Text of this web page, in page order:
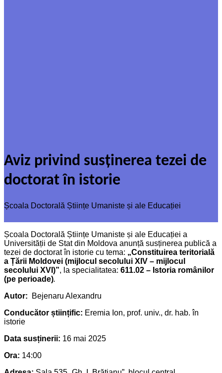
Aviz privind susținerea tezei de
doctorat în istorie
Școala Doctorală Științe Umaniste și ale Educației
Școala Doctorală Științe Umaniste și ale Educației a
Universității de Stat din Moldova anunță susținerea publică a
tezei de doctorat în istorie cu tema: „Constituirea teritorială
a Țării Moldovei (mijlocul secolului XIV – mijlocul
secolului XVI)”, la specialitatea: 611.02 – Istoria românilor
(pe perioade).
Autor: Bejenaru Alexandru
Conducător științific: Eremia Ion, prof. univ., dr. hab. în
istorie
Data susținerii: 16 mai 2025
Ora: 14:00